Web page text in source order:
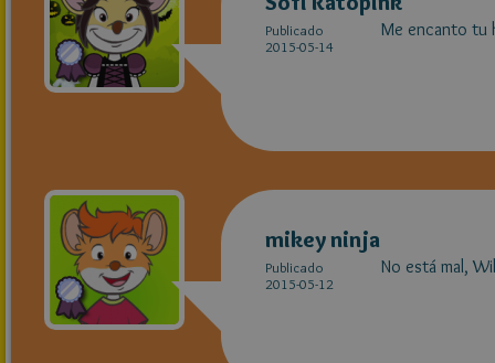
Publicado
2015-05-14
Me encanto tu
mikey ninja
Publicado
2015-05-12
No está mal,